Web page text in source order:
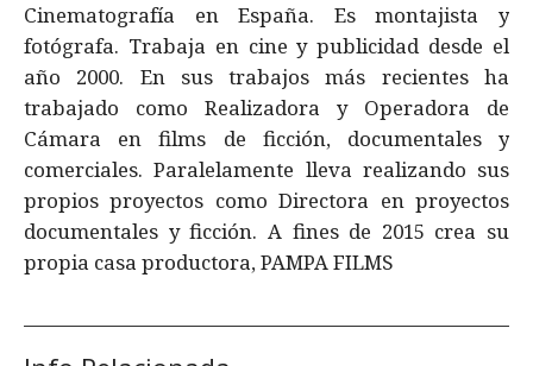
Cinematografía en España. Es montajista y
fotógrafa. Trabaja en cine y publicidad desde el
año 2000. En sus trabajos más recientes ha
trabajado como Realizadora y Operadora de
Cámara en films de ficción, documentales y
comerciales. Paralelamente lleva realizando sus
propios proyectos como Directora en proyectos
documentales y ficción. A fines de 2015 crea su
propia casa productora, PAMPA FILMS